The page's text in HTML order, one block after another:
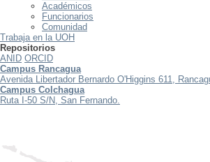
Académicos
Funcionarios
Comunidad
Trabaja en la UOH
Repositorios
ANID ORCID
Campus Rancagua
Avenida Libertador Bernardo O'Higgins 611,
Campus Colchagua
Ruta I-50 S/N, San Fernando.